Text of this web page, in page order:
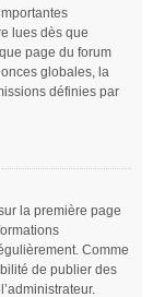
lues dès que
page du forum
globales, la
définies par
la première page
Comme
de publier des